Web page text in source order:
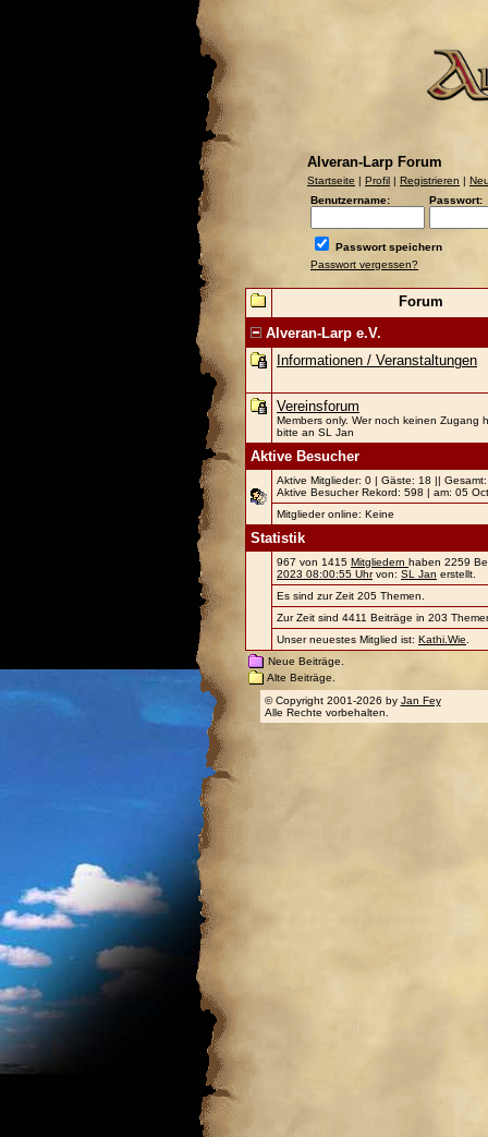
Alveran-Larp Forum
Startseite | Profil | Registrieren |
Benutzername:
Passwort:
Passwort speichern
Passwort vergessen?
Forum
Alveran-Larp e.V.
Informationen / Veranstaltungen
Vereinsforum
Members only. Wer noch keinen Zugang
bitte an SL Jan
Aktive Besucher
Aktive Mitglieder: 0 | Gäste: 18 ||
Aktive Besucher Rekord: 598 | am: 05
Mitglieder online: Keine
Statistik
967 von 1415 Mitgliedern haben 2259
2023 08:00:55 Uhrvon: SL Jan erstellt.
Es sind zur Zeit 205 Themen.
Zur Zeit sind 4411 Beiträge in 203
Unser neuestes Mitglied ist: Kathi.Wie
Neue Beiträge.
Alte Beiträge.
© Copyright 2001-2026 by Jan Fey
Alle Rechte vorbehalten.